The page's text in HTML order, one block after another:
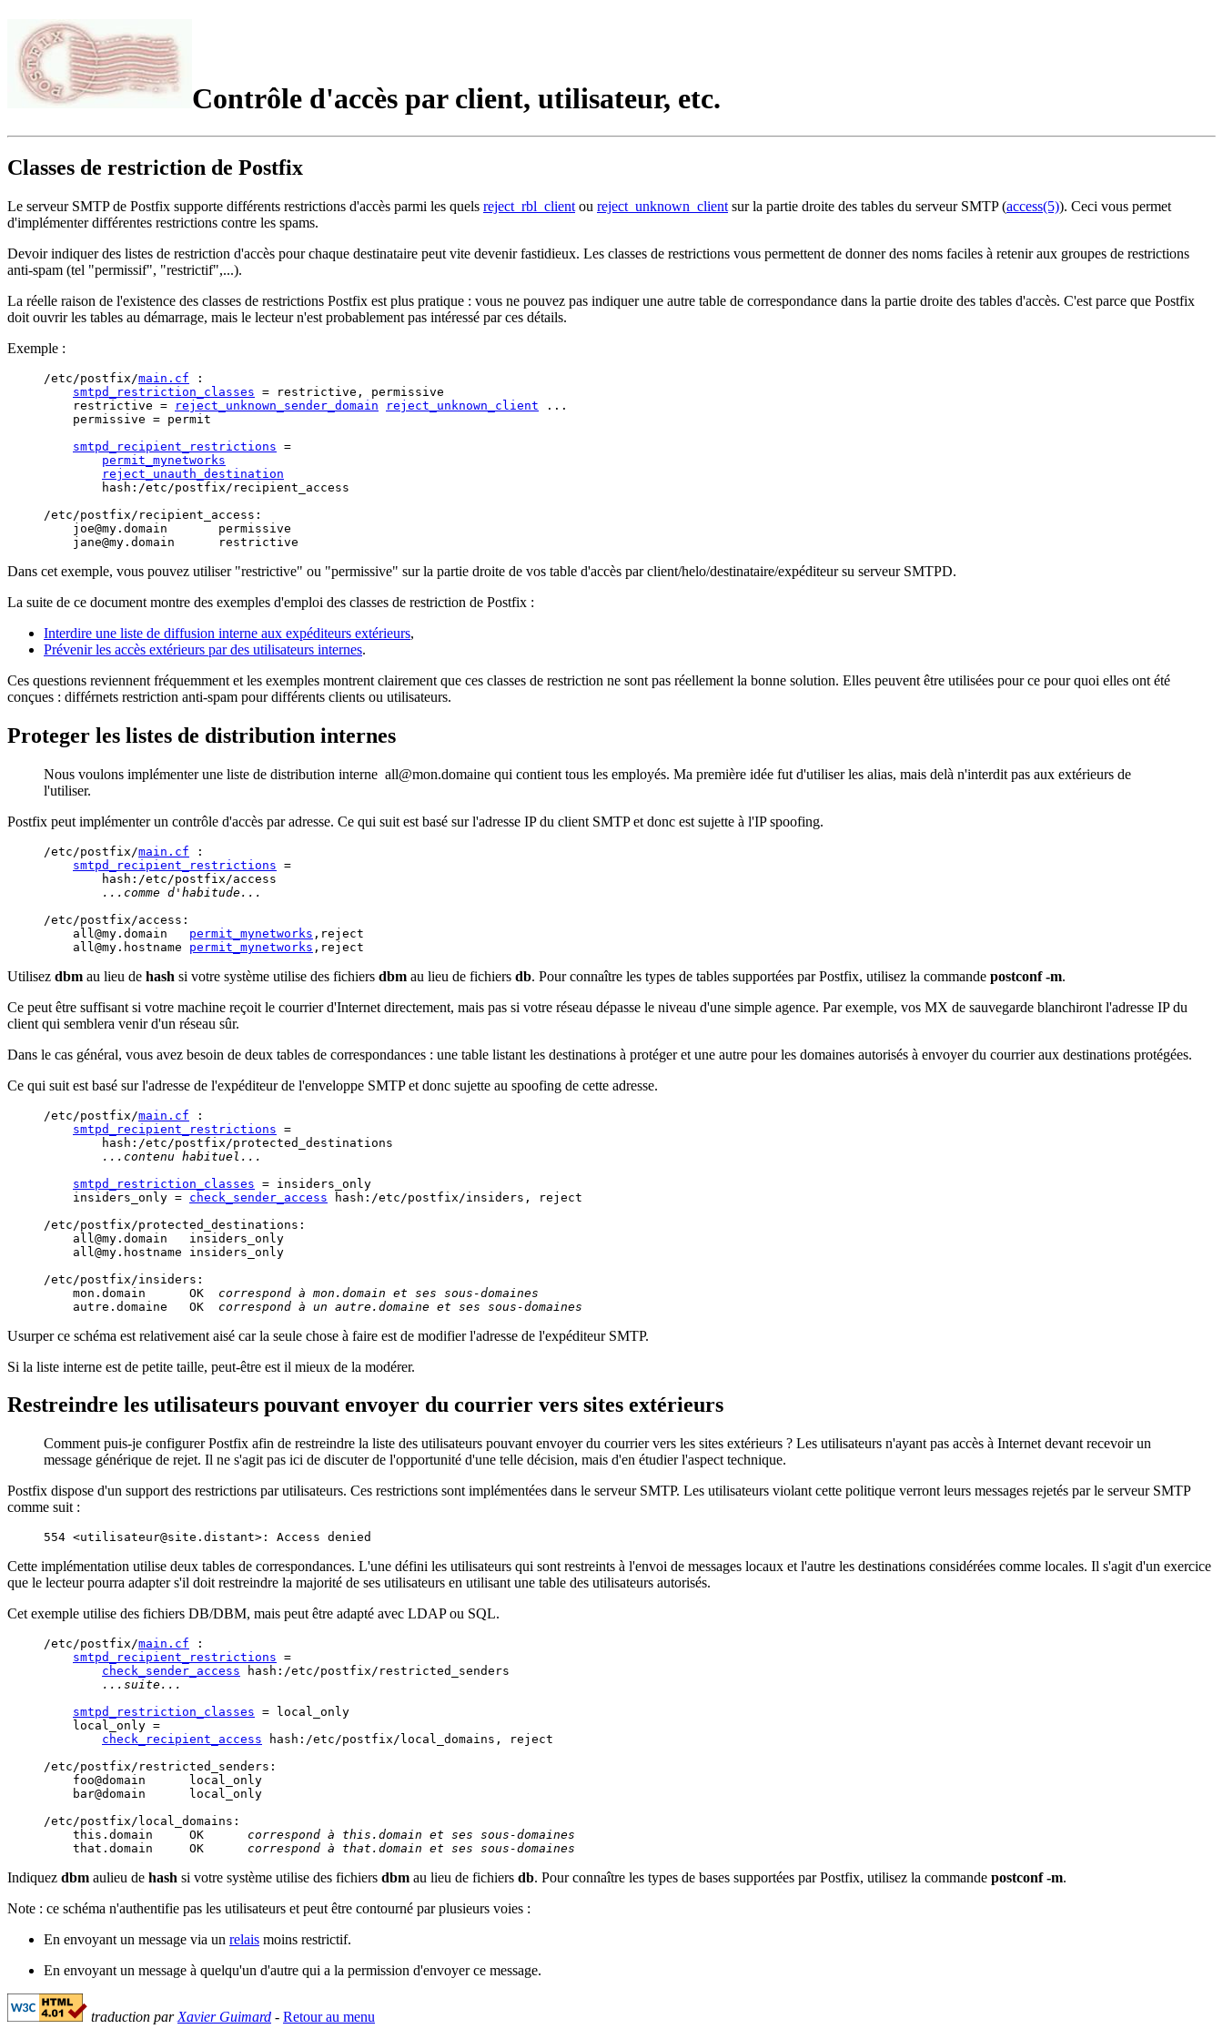
Contrôle d'accès par client, utilisateur, etc.
Classes de restriction de Postfix
Le serveur SMTP de Postfix supporte différents restrictions d'accès parmi les quels reject_rbl_client ou reject_unknown_client sur la partie droite des tables du serveur SMTP (access(5)). Ceci vous permet
d'implémenter différentes restrictions contre les spams.
Devoir indiquer des listes de restriction d'accès pour chaque destinataire peut vite devenir fastidieux. Les classes de restrictions vous permettent de donner des noms faciles à retenir aux groupes de restrictions
anti-spam (tel "permissif", "restrictif",...).
La réelle raison de l'existence des classes de restrictions Postfix est plus pratique : vous ne pouvez pas indiquer une autre table de correspondance dans la partie droite des tables d'accès. C'est parce que Postfix
doit ouvrir les tables au démarrage, mais le lecteur n'est probablement pas intéressé par ces détails.
Exemple :
/etc/postfix/main.cf :
smtpd_restriction_classes = restrictive, permissive
    restrictive =
reject_unknown_sender_domain reject_unknown_client ...
    permissive = permit
smtpd_recipient_restrictions =
permit_mynetworks
reject_unauth_destination
/etc/postfix/recipient_access:
    joe@my.domain	permissive
Dans cet exemple, vous pouvez utiliser "restrictive" ou "permissive" sur la partie droite de vos table d'accès par client/helo/destinataire/expéditeur su serveur SMTPD.
La suite de ce document montre des exemples d'emploi des classes de restriction de Postfix :
Interdire une liste de diffusion interne aux expéditeurs extérieurs,
Prévenir les accès extérieurs par des utilisateurs internes.
Ces questions reviennent fréquemment et les exemples montrent clairement que ces classes de restriction ne sont pas réellement la bonne solution. Elles peuvent être utilisées pour ce pour quoi elles ont été
conçues : différnets restriction anti-spam pour différents clients ou utilisateurs.
Proteger les listes de distribution internes
Nous voulons implémenter une liste de distribution interne all@mon.domaine qui contient tous les employés. Ma première idée fut d'utiliser les alias, mais delà n'interdit pas aux extérieurs de
l'utiliser.
Postfix peut implémenter un contrôle d'accès par adresse. Ce qui suit est basé sur l'adresse IP du client SMTP et donc est sujette à l'IP spoofing.
/etc/postfix/main.cf :
smtpd_recipient_restrictions =
        hash:/etc/postfix/access
...comme d'habitude...
/etc/postfix/access:
    all@my.domain
permit_mynetworks ,reject
    all@my.hostname
permit_mynetworks
Utilisez dbm au lieu de hash si votre système utilise des fichiers dbm au lieu de fichiers db. Pour connaître les types de tables supportées par Postfix, utilisez la commande postconf -m.
Ce peut être suffisant si votre machine reçoit le courrier d'Internet directement, mais pas si votre réseau dépasse le niveau d'une simple agence. Par exemple, vos MX de sauvegarde blanchiront l'adresse IP du
client qui semblera venir d'un réseau sûr.
Dans le cas général, vous avez besoin de deux tables de correspondances : une table listant les destinations à protéger et une autre pour les domaines autorisés à envoyer du courrier aux destinations protégées.
Ce qui suit est basé sur l'adresse de l'expéditeur de l'enveloppe SMTP et donc sujette au spoofing de cette adresse.
/etc/postfix/main.cf :
smtpd_recipient_restrictions =
        hash:/etc/postfix/protected_destinations
...contenu habituel...
smtpd_restriction_classes = insiders_only
    insiders_only =
check_sender_access hash:/etc/postfix/insiders, reject
/etc/postfix/protected_destinations:
    all@my.domain   insiders_only
    all@my.hostname insiders_only
/etc/postfix/insiders:
    mon.domain      OK
correspond à mon.domain et ses sous-domaines
    autre.domaine   OK
correspond à un autre.domaine et ses sous-domaines
Usurper ce schéma est relativement aisé car la seule chose à faire est de modifier l'adresse de l'expéditeur SMTP.
Si la liste interne est de petite taille, peut-être est il mieux de la modérer.
Restreindre les utilisateurs pouvant envoyer du courrier vers sites extérieurs
Comment puis-je configurer Postfix afin de restreindre la liste des utilisateurs pouvant envoyer du courrier vers les sites extérieurs ? Les utilisateurs n'ayant pas accès à Internet devant recevoir un
message générique de rejet. Il ne s'agit pas ici de discuter de l'opportunité d'une telle décision, mais d'en étudier l'aspect technique.
Postfix dispose d'un support des restrictions par utilisateurs. Ces restrictions sont implémentées dans le serveur SMTP. Les utilisateurs violant cette politique verront leurs messages rejetés par le serveur SMTP
comme suit :
Cette implémentation utilise deux tables de correspondances. L'une défini les utilisateurs qui sont restreints à l'envoi de messages locaux et l'autre les destinations considérées comme locales. Il s'agit d'un exercice
que le lecteur pourra adapter s'il doit restreindre la majorité de ses utilisateurs en utilisant une table des utilisateurs autorisés.
Cet exemple utilise des fichiers DB/DBM, mais peut être adapté avec LDAP ou SQL.
/etc/postfix/main.cf :
smtpd_recipient_restrictions =
check_sender_access hash:/etc/postfix/restricted_senders
...suite...
smtpd_restriction_classes = local_only
    local_only =
check_recipient_access hash:/etc/postfix/local_domains, reject
/etc/postfix/restricted_senders:
    foo@domain      local_only
    bar@domain      local_only
/etc/postfix/local_domains:
    this.domain     OK
correspond à this.domain et ses sous-domaines
    that.domain     OK
correspond à that.domain et ses sous-domaines
Indiquez dbm aulieu de hash si votre système utilise des fichiers dbm au lieu de fichiers db. Pour connaître les types de bases supportées par Postfix, utilisez la commande postconf -m.
Note : ce schéma n'authentifie pas les utilisateurs et peut être contourné par plusieurs voies :
En envoyant un message via un relais moins restrictif.
En envoyant un message à quelqu'un d'autre qui a la permission d'envoyer ce message.
traduction par Xavier Guimard - Retour au menu